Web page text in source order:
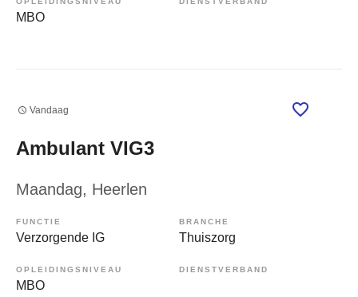
MBO
Vandaag
Ambulant VIG3
Maandag, Heerlen
FUNCTIE
Verzorgende IG
BRANCHE
Thuiszorg
OPLEIDINGSNIVEAU
MBO
DIENSTVERBAND